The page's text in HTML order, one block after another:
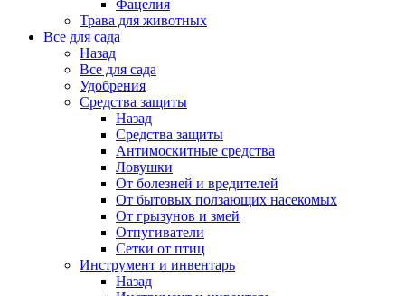
Фацелия
Трава для животных
Все для сада
Назад
Все для сада
Удобрения
Средства защиты
Назад
Средства защиты
Антимоскитные средства
Ловушки
От болезней и вредителей
От бытовых ползающих насекомых
От грызунов и змей
Отпугиватели
Сетки от птиц
Инструмент и инвентарь
Назад